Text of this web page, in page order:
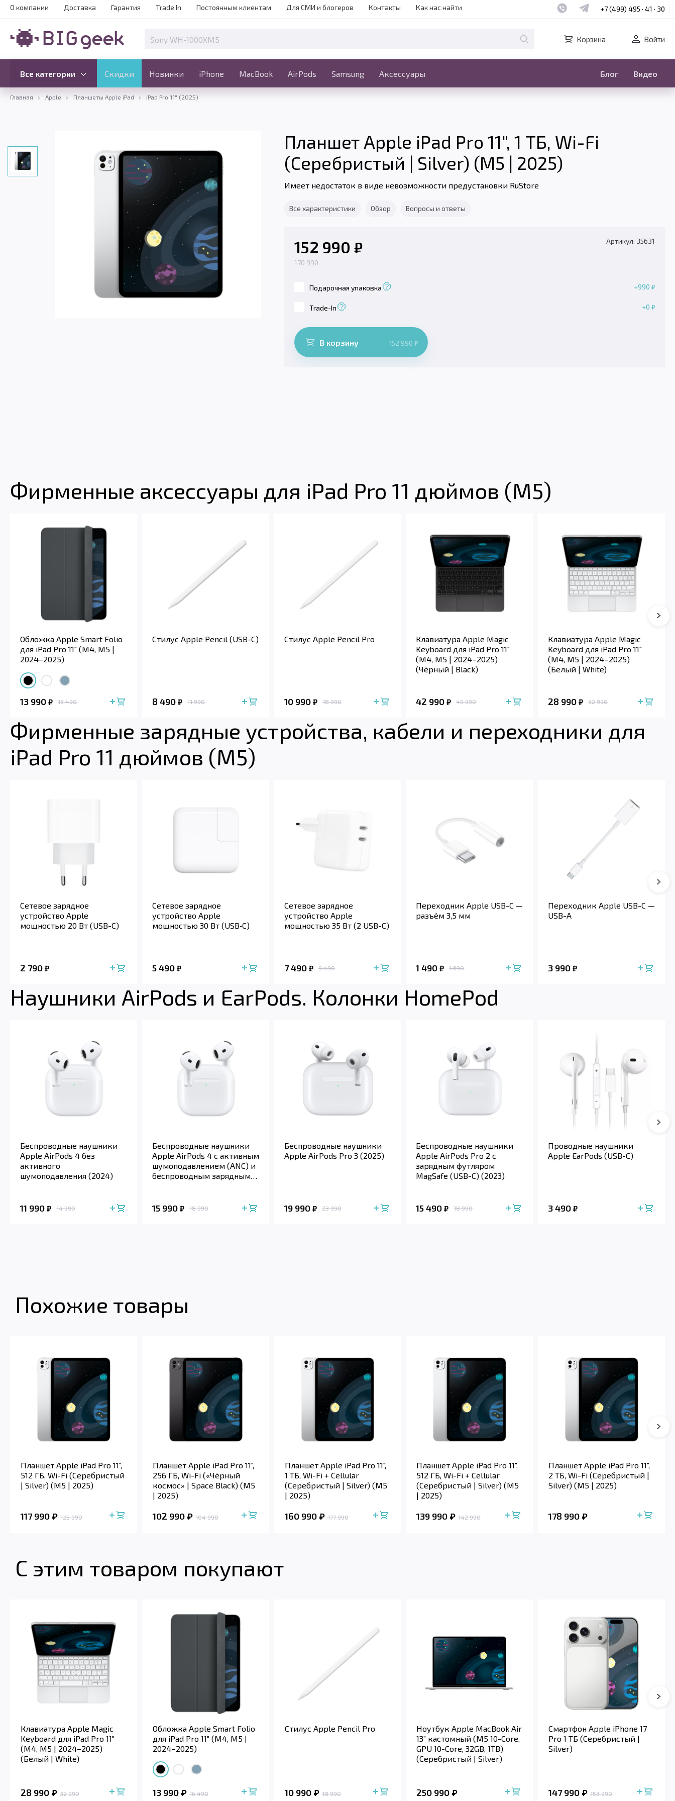
О компании Доставка Гарантия Trade In Постоянным клиентам Для СМИ и блогеров Контакты Как нас найти Наш whatsapp
Наш telegram
+7 (499) 495 · 41 · 30
Корзина Войти
Все категории Скидки Новинки iPhone MacBook AirPods Samsung Аксессуары Блог Видео
Скидки Новинки iPhone MacBook
Все категории Ещё
Главная Apple Планшеты Apple iPad iPad Pro 11" (2025)
Планшет Apple iPad Pro 11", 1 ТБ, Wi-Fi
(Серебристый | Silver) (M5 | 2025)
Имеет недостаток в виде невозможности предустановки RuStore
Все характеристики Обзор Вопросы и ответы
152 990 ₽ Артикул: 35631
170 990
Подарочная упаковка +990 ₽
Trade-In +0 ₽
В корзину 152 990 ₽
Фирменные аксессуары для iPad Pro 11 дюймов (M5)
Обложка Apple Smart Folio
для iPad Pro 11" (M4, M5 |
2024–2025)
13 990 ₽ 16 490
Стилус Apple Pencil (USB-C)
8 490 ₽ 11 990
Стилус Apple Pencil Pro
10 990 ₽ 18 990
Клавиатура Apple Magic
Keyboard для iPad Pro 11"
(M4, M5 | 2024–2025)
(Чёрный | Black)
42 990₽ 49 990
Клавиатура Apple Magic
Keyboard для iPad Pro 11"
(M4, M5 | 2024–2025)
(Белый | White)
28 990₽ 32 990
Фирменные зарядные устройства, кабели и переходники для
iPad Pro 11 дюймов (M5)
Сетевое зарядное
устройство Apple
мощностью 20 Вт (USB-C)
2 790 ₽
Сетевое зарядное
устройство Apple
мощностью 30 Вт (USB‑C)
5 490 ₽
Сетевое зарядное
устройство Apple
мощностью 35 Вт (2 USB-C)
7 490 ₽ 9 490
Переходник Apple USB-C —
разъём 3,5 мм
1 490₽ 1 690
Переходник Apple USB-C —
USB-A
3 990₽
Наушники AirPods и EarPods. Колонки HomePod
Беспроводные наушники
Apple AirPods 4 без
активного
шумоподавления (2024)
11 990 ₽ 14 990
Беспроводные наушники
Apple AirPods 4 с активным
шумоподавлением (ANC) и
беспроводным зарядным
15 990 ₽ 18 990
Беспроводные наушники
Apple AirPods Pro 3 (2025)
19 990 ₽ 23 990
Беспроводные наушники
Apple AirPods Pro 2 с
зарядным футляром
MagSafe (USB-C) (2023)
15 490₽ 18 990
Проводные наушники
Apple EarPods (USB-C)
3 490₽
Похожие товары
Планшет Apple iPad Pro 11",
512 ГБ, Wi-Fi (Серебристый
| Silver) (M5 | 2025)
117 990 125 990
Планшет Apple iPad Pro 11",
256 ГБ, Wi-Fi («Чёрный
космос» | Space Black) (M5
| 2025)
102 990 104 990
Планшет Apple iPad Pro 11",
1 ТБ, Wi-Fi + Cellular
(Серебристый | Silver) (M5
| 2025)
160 990 177 990
Планшет Apple iPad Pro 11",
512 ГБ, Wi-Fi + Cellular
(Серебристый | Silver) (M5
| 2025)
139 990 142 990
Планшет Apple iPad Pro 11",
2 ТБ, Wi-Fi (Серебристый |
Silver) (M5 | 2025)
178 990
С этим товаром покупают
Клавиатура Apple Magic
Keyboard для iPad Pro 11"
(M4, M5 | 2024–2025)
(Белый | White)
28 990 32 990
Обложка Apple Smart Folio
для iPad Pro 11" (M4, M5 |
2024–2025)
13 990 16 490
Стилус Apple Pencil Pro
10 990 18 990
Ноутбук Apple MacBook Air
13” кастомный (M5 10-Core,
GPU 10-Core, 32GB, 1TB)
(Серебристый | Silver)
250 990
Смартфон Apple iPhone 17
Pro 1 ТБ (Серебристый |
Silver)
147 990 153 990